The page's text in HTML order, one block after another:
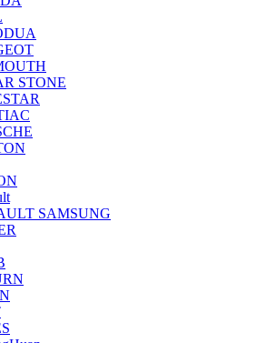
STONE
SAMSUNG